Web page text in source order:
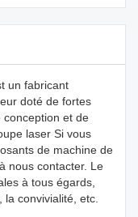
un fabricant
doté de fortes
conception et de
laser Si vous
de machine de
nous contacter. Le
à tous égards,
convivialité, etc.